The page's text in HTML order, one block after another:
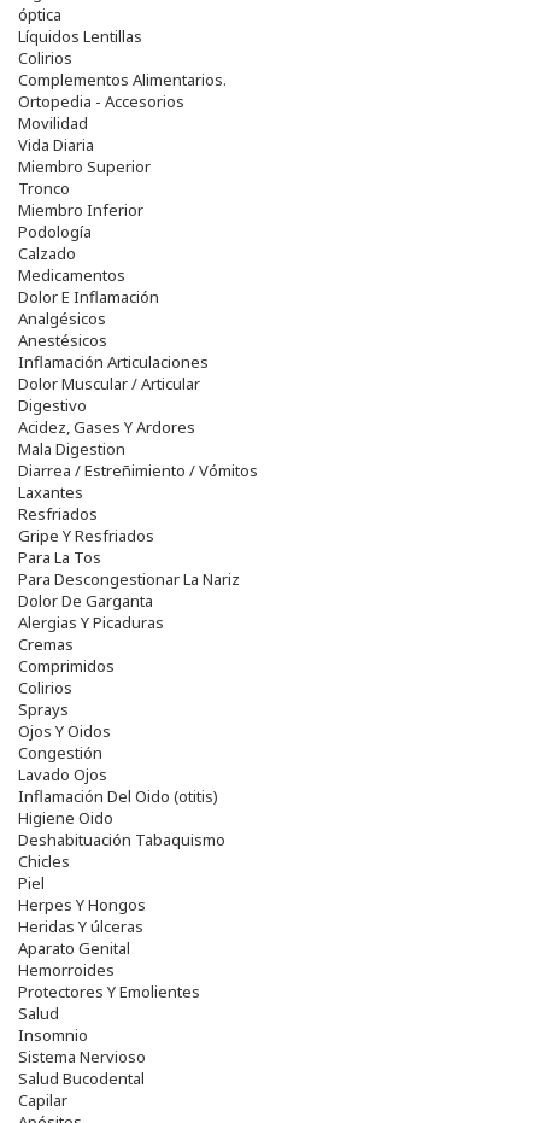
óptica
Líquidos Lentillas
Colirios
Complementos Alimentarios.
Ortopedia - Accesorios
Movilidad
Vida Diaria
Miembro Superior
Tronco
Miembro Inferior
Podología
Calzado
Medicamentos
Dolor E Inflamación
Analgésicos
Anestésicos
Inflamación Articulaciones
Dolor Muscular / Articular
Digestivo
Acidez, Gases Y Ardores
Mala Digestion
Diarrea / Estreñimiento / Vómitos
Laxantes
Resfriados
Gripe Y Resfriados
Para La Tos
Para Descongestionar La Nariz
Dolor De Garganta
Alergias Y Picaduras
Cremas
Comprimidos
Colirios
Sprays
Ojos Y Oidos
Congestión
Lavado Ojos
Inflamación Del Oido (otitis)
Higiene Oido
Deshabituación Tabaquismo
Chicles
Piel
Herpes Y Hongos
Heridas Y úlceras
Aparato Genital
Hemorroides
Protectores Y Emolientes
Salud
Insomnio
Sistema Nervioso
Salud Bucodental
Capilar